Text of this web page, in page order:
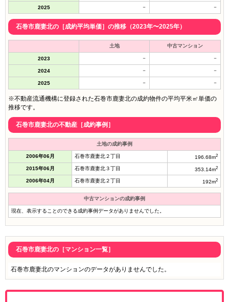
2025 － －
石巻市鹿妻北の［成約平均単価］の推移（2023年〜2025年）
土地 中古マンション
2023 － －
2024 － －
2025 － －
※不動産流通機構に登録された石巻市鹿妻北の成約物件の平均平米㎡単価の
推移です。
石巻市鹿妻北の不動産［成約事例］
土地の成約事例
2006年06月 石巻市鹿妻北２丁目 196.68m2
2015年06月 石巻市鹿妻北３丁目 353.14m2
2006年04月 石巻市鹿妻北２丁目 192m2
中古マンションの成約事例
現在、表示することのできる成約事例データがありませんでした。
石巻市鹿妻北の［マンション一覧］
石巻市鹿妻北のマンションのデータがありませんでした。